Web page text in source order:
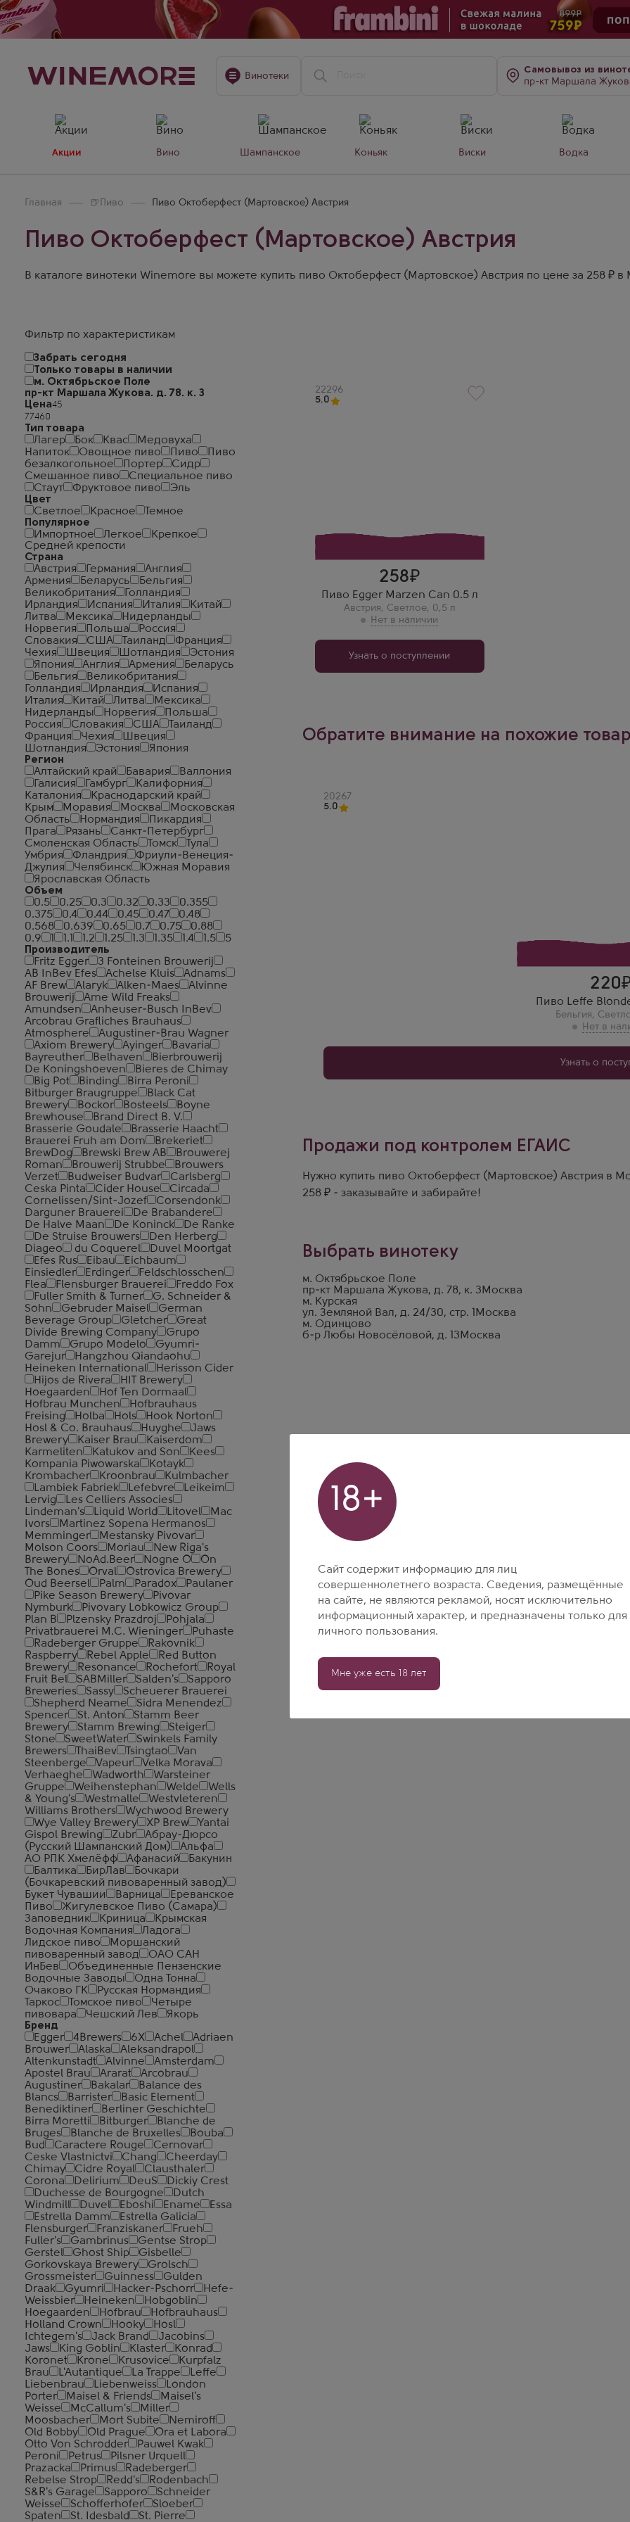
Винотеки
Самовывоз из
пр-кт Маршала Жукова, д.
Акции Вино Шампанское Коньяк Виски Водка
Главная 🍺 Пиво Пиво Октоберфест (Мартовское) Австрия
Пиво Октоберфест (Мартовское) Австрия
В каталоге винотеки Winemore вы можете купить пиво Октоберфест (Мартовское) Австрия по цене за 258 ₽ в
Фильтр по характеристикам
Забрать сегодня
Только товары в наличии
м. Октябрьское Поле
пр-кт Маршала Жукова. д. 78. к. 3
Цена
Тип товара
Лагер
Бок Квас
Медовуха
Напиток
Овощное пиво Пиво
Пиво
безалкогольное
Портер
Сидр
Смешанное пиво
Специальное пиво
Стаут
Фруктовое пиво
Эль
Цвет
Светлое
Красное
Темное
Популярное
Импортное
Легкое
Крепкое
Средней крепости
Страна
Австрия
Германия
Англия
Армения
Беларусь
Бельгия
Великобритания
Голландия
Ирландия
Испания Италия
Китай
Литва
Мексика
Нидерланды
Норвегия
Польша
Россия
Словакия
США Таиланд
Франция
Чехия
Швеция Шотландия
Эстония
Япония
Англия Армения
Беларусь
Бельгия
Великобритания
Голландия
Ирландия
Испания
Италия
Китай Литва
Мексика
Нидерланды
Норвегия
Польша
Россия
Словакия США
Таиланд
Франция
Чехия
Швеция
Шотландия
Эстония
Япония
Регион
Алтайский край
Бавария
Валлония
Галисия
Гамбург
Калифорния
Каталония
Краснодарский край
Крым
Моравия Москва
Московская
Область
Нормандия
Пикардия
Прага
Рязань
Санкт-Петербург
Смоленская Область
Томск
Тула
Умбрия
Фландрия
Фриули-Венеция-
Джулия
Челябинск
Южная Моравия
Ярославская Область
Объем
0.5
0.25 0.3 0.32 0.33
0.355
0.375
0.4 0.44 0.45 0.47
0.48
0.568
0.639 0.65 0.7 0.75
0.88
0.9
1.1 1.2 1.25 1.3 1.35 1.4 1.5
5
Производитель
Fritz Egger
3 Fonteinen Brouwerij
AB InBev Efes
Achelse Kluis
Adnams
AF Brew
Alaryk Alken-Maes
Alvinne
Brouwerij
Ame Wild Freaks
Amundsen
Anheuser-Busch InBev
Arcobrau Grafliches Brauhaus
Atmosphere
Augustiner-Brau Wagner
Axiom Brewery
Ayinger
Bavaria
Bayreuther
Belhaven
Bierbrouwerij
De Koningshoeven
Bieres de Chimay
Big Pot
Binding
Birra Peroni
Bitburger Braugruppe
Black Cat
Brewery
Bockor Bosteels
Boyne
Brewhouse
Brand Direct B. V.
Brasserie Goudale
Brasserie Haacht
Brauerei Fruh am Dom
Brekeriet
BrewDog
Brewski Brew AB
Brouwerej
Roman
Brouwerij Strubbe
Brouwers
Verzet
Budweiser Budvar
Carlsberg
Ceska Pinta
Cider House
Circada
Cornelissen/Sint-Jozef
Corsendonk
Darguner Brauerei
De Brabandere
De Halve Maan
De Koninck
De Ranke
De Struise Brouwers
Den Herberg
Diageo
du Coquerel
Duvel Moortgat
Efes Rus
Eibau
Eichbaum
Einsiedler
Erdinger
Feldschlosschen
Flea
Flensburger Brauerei
Freddo Fox
Fuller Smith & Turner
G. Schneider &
Sohn
Gebruder Maisel
German
Beverage Group
Gletcher
Great
Divide Brewing Company
Grupo
Damm
Grupo Modelo
Gyumri-
Garejur
Hangzhou Qiandaohu
Heineken International
Herisson Cider
Hijos de Rivera
HIT Brewery
Hoegaarden
Hof Ten Dormaal
Hofbrau Munchen
Hofbrauhaus
Freising
Holba Hols
Hook Norton
Hosl & Co. Brauhaus
Huyghe
Jaws
Brewery
Kaiser Brau
Kaiserdom
Karmeliten
Katukov and Son
Kees
Kompania Piwowarska
Kotayk
Krombacher
Kroonbrau
Kulmbacher
Lambiek Fabriek
Lefebvre
Leikeim
Lervig
Les Celliers Associes
Lindeman's
Liquid World Litovel
Mac
Ivors
Martinez Sopena Hermanos
Memminger
Mestansky Pivovar
Molson Coors
Moriau
New Riga's
Brewery
NoAd.Beer Nogne O
On
The Bones
Orval
Ostrovica Brewery
Oud Beersel
Palm Paradox
Paulaner
Pike Season Brewery
Pivovar
Nymburk
Pivovary Lobkowicz Group
Plan B
Plzensky Prazdroj
Pohjala
Privatbrauerei M.C. Wieninger
Puhaste
Radeberger Gruppe
Rakovnik
Raspberry
Rebel Apple
Red Button
Brewery
Resonance Rochefort
Royal
Fruit Bel
SABMiller Salden's
Sapporo
Breweries
Sassy
Scheuerer Brauerei
Shepherd Neame
Sidra Menendez
Spencer
St. Anton
Stamm Beer
Brewery
Stamm Brewing
Steiger
Stone
SweetWater
Swinkels Family
Brewers
ThaiBev Tsingtao
Van
Steenberge
Vapeur
Velka Morava
Verhaeghe
Wadworth
Warsteiner
Gruppe
Weihenstephan Welde
Wells
& Young's
Westmalle
Westvleteren
Williams Brothers
Wychwood Brewery
Wye Valley Brewery
XP Brew
Yantai
Gispol Brewing
Zubr
Абрау-Дюрсо
(Русский Шампанский Дом)
Альфа
АО РПК Хмелёфф
Афанасий
Бакунин
Балтика
БирЛав
Бочкари
(Бочкаревский пивоваренный завод)
Букет Чувашии
Варница
Ереванское
Пиво
Жигулевское Пиво (Самара)
Заповедник
Криница
Крымская
Водочная Компания
Ладога
Лидское пиво
Моршанский
пивоваренный завод
ОАО САН
ИнБев
Объединенные Пензенские
Водочные Заводы
Одна Тонна
Очаково ГК
Русская Нормандия
Таркос
Томское пиво
Четыре
пивовара
Чешский Лев
Якорь
Бренд
Egger
4Brewers 6X Achel
Adriaen
Brouwer
Alaska
Aleksandrapol
Altenkunstadt
Alvinne
Amsterdam
Apostel Brau
Ararat
Arcobrau
Augustiner
Bakalar
Balance des
Blancs
Barrister
Basic Element
Benediktiner
Berliner Geschichte
Birra Moretti
Bitburger
Blanche de
Bruges
Blanche de Bruxelles
Bouba
Bud
Caractere Rouge
Cernovar
Ceske Vlastnictvi
Chang
Cheerday
Chimay
Cidre Royal
Clausthaler
Corona
Delirium DeuS
Dickiy Crest
Duchesse de Bourgogne
Dutch
Windmill
Duvel Eboshi Ename
Essa
Estrella Damm
Estrella Galicia
Flensburger
Franziskaner
Frueh
Fuller's
Gambrinus
Gentse Strop
Gerstel
Ghost Ship
Gisbelle
Gorkovskaya Brewery
Grolsch
Grossmeister
Guinness
Gulden
Draak
Gyumri Hacker-Pschorr
Hefe-
Weissbier
Heineken
Hobgoblin
Hoegaarden
Hofbrau
Hofbrauhaus
Holland Crown
Hooky
Hosl
Ichtegem's
Jack Brand
Jacobins
Jaws
King Goblin Klaster
Konrad
Koronet
Krone Krusovice
Kurpfalz
Brau
L'Autantique La Trappe
Leffe
Liebenbrau
Liebenweiss
London
Porter
Maisel & Friends
Maisel's
Weisse
McCallum's
Miller
Moosbacher
Mort Subite
Nemiroff
Old Bobby
Old Prague
Ora et Labora
Otto Von Schrodder
Pauwel Kwak
Peroni
Petrus
Pilsner Urquell
Prazacka
Primus
Radeberger
Rebelse Strop
Redd's
Rodenbach
S&R's Garage
Sapporo
Schneider
Weisse
Schofferhofer
Sloeber
Spaten
St. Idesbald St. Pierre
Артикул
22296
5.0
258
Пиво Egger Marzen Can 0.5 л
Австрия, Светлое, 0,5 л
Узнать о поступлении
Обратите внимание на похожие
Артикул
20267
5.0
220
Пиво Leffe
Бельгия,
Узнать о
Продажи под контролем ЕГАИС
Нужно купить пиво Октоберфест (Мартовское) Австрия в
258 ₽ - заказывайте и забирайте!
Выбрать винотеку
м. Октябрьское Поле
пр-кт Маршала Жукова, д. 78, к. 3 Москва
м. Курская
ул. Земляной Вал, д. 24/30, стр. 1
Москва
м. Одинцово
б-р Любы Новосёловой, д. 13 Москва
18+
Сайт содержит информацию для лиц
совершеннолетнего возраста. Сведения, размещённые
на сайте, не являются рекламой, носят исключительно
информационный характер, и предназначены только для
личного пользования.
Мне уже есть 18 лет